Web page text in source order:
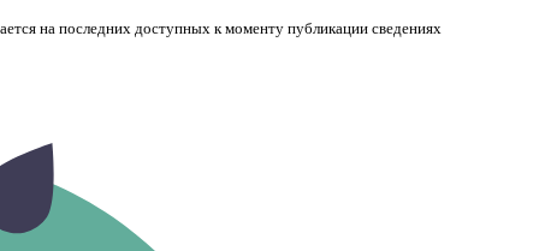
на последних доступных к моменту публикации сведениях